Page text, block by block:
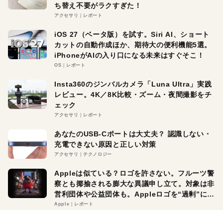
ち替え不要がラクすぎた！
アクセサリ レポート
iOS 27（ベータ版）を試す。Siri AI、ショート
カットの自動作成ほか、期待大の便利機能5選。
iPhoneがAIの入り口になる未来はすぐそこ！
OS レポート
Insta360のジンバルカメラ「Luna Ultra」実践
レビュー。4K／8K比較・ズーム・夜間撮影をチ
ェック
アクセサリ レポート
あなたのUSB-Cポートは大丈夫？ 認識しない・
充電できない原因と正しい対策
アクセサリ テクノロジー
Appleは似ている？ロゴを許さない。フルーツ警
察とも揶揄される膨大な異議申し立て。対象は非
営利団体や公益団体も。Appleロゴを“過剰”に守
る理由とは
Apple レポート